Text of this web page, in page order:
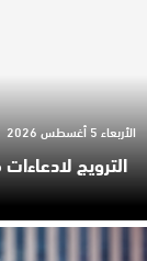
الترويج
الأربعاء 5 أغسطس 2026